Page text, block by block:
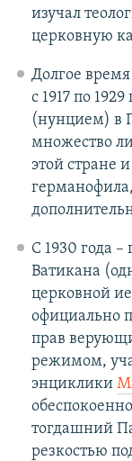
изучал
церковную
Долгое
с 1917 по
(нунцием) в
множество
этой стране
С 1930 года –
Ватикана
церковной
официально
прав
режимом,
энциклики
тогдашний
резкостью